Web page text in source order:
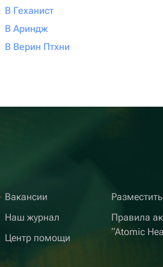
В Геханист
В Ариндж
В Верин Птхни
Вакансии
Наш журнал
Центр помощи
Правила
“Atomic